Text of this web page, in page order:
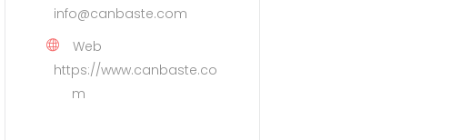
info@canbaste.com
Web
https://www.canbaste.co
m